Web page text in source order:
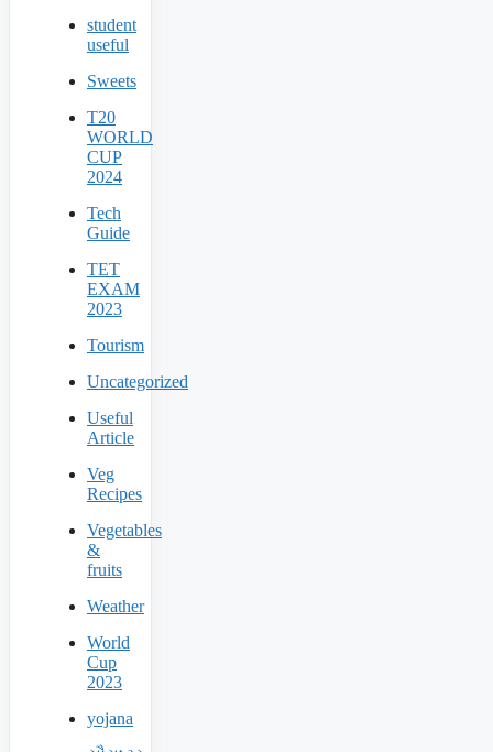
student
useful
Sweets
T20
WORLD
CUP
2024
Tech
Guide
TET
EXAM
2023
Tourism
Uncategorized
Useful
Article
Veg
Recipes
Vegetables
&
fruits
Weather
World
Cup
2023
yojana